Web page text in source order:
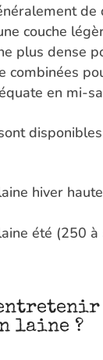
de
couche
plus dense
combinées
en mi-
hiver
été (250 à
entretenir
laine ?